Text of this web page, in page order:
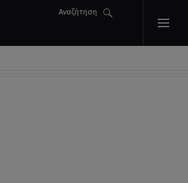
Αναζήτηση